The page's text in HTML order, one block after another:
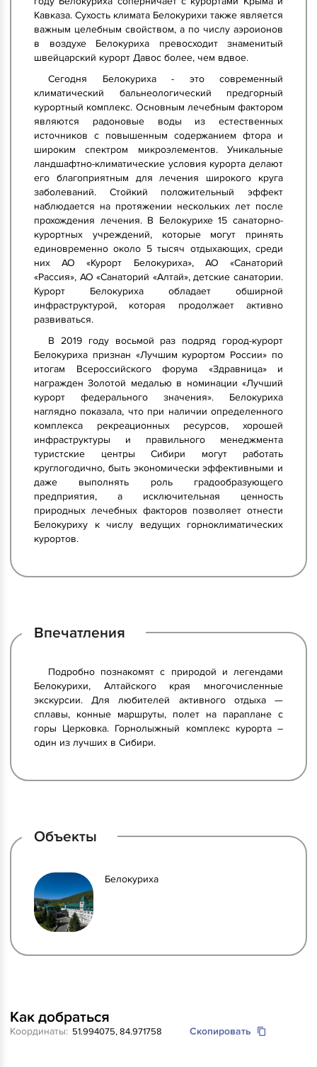
Кавказа. Сухость климата Белокурихи также является
важным целебным свойством, а по числу аэроионов
в воздухе Белокуриха превосходит знаменитый
швейцарский курорт Давос более, чем вдвое.
Сегодня Белокуриха - это современный
климатический бальнеологический предгорный
курортный комплекс. Основным лечебным фактором
являются радоновые воды из естественных
источников с повышенным содержанием фтора и
широким спектром микроэлементов. Уникальные
ландшафтно-климатические условия курорта делают
его благоприятным для лечения широкого круга
заболеваний. Стойкий положительный эффект
наблюдается на протяжении нескольких лет после
прохождения лечения. В Белокурихе 15 санаторно-
курортных учреждений, которые могут принять
единовременно около 5 тысяч отдыхающих, среди
них АО «Курорт Белокуриха», АО «Санаторий
«Рассия», АО «Санаторий «Алтай», детские санатории.
Курорт Белокуриха обладает обширной
инфраструктурой, которая продолжает активно
развиваться.
В 2019 году восьмой раз подряд город-курорт
Белокуриха признан «Лучшим курортом России» по
итогам Всероссийского форума «Здравница» и
награжден Золотой медалью в номинации «Лучший
курорт федерального значения». Белокуриха
наглядно показала, что при наличии определенного
комплекса рекреационных ресурсов, хорошей
инфраструктуры и правильного менеджмента
туристские центры Сибири могут работать
круглогодично, быть экономически эффективными и
даже выполнять роль градообразующего
предприятия, а исключительная ценность
природных лечебных факторов позволяет отнести
Белокуриху к числу ведущих горноклиматических
курортов.
Впечатления
Подробно познакомят с природой и легендами
Белокурихи, Алтайского края многочисленные
экскурсии. Для любителей активного отдыха —
сплавы, конные маршруты, полет на параплане с
горы Церковка. Горнолыжный комплекс курорта –
один из лучших в Сибири.
Объекты
Белокуриха
Координаты: Скопировать
Как добраться